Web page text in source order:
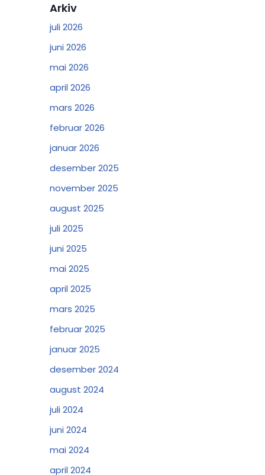
Arkiv
juli 2026
juni 2026
mai 2026
april 2026
mars 2026
februar 2026
januar 2026
desember 2025
november 2025
august 2025
juli 2025
juni 2025
mai 2025
april 2025
mars 2025
februar 2025
januar 2025
desember 2024
august 2024
juli 2024
juni 2024
mai 2024
april 2024